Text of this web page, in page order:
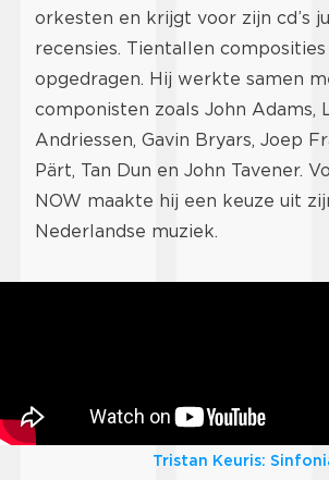
orkesten en krijgt voor zijn cd’s
recensies. Tientallen
opgedragen. Hij werkte samen
componisten zoals John Adams,
Andriessen, Gavin Bryars, Joep
Pärt, Tan Dun en John Tavener.
NOW maakte hij een keuze uit
Nederlandse muziek.
Tristan Keuris: